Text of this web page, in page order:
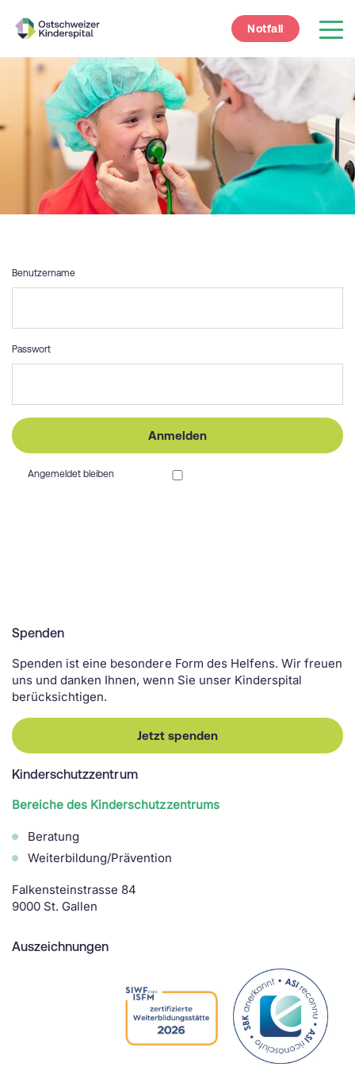
Benutzername
Passwort
Anmelden
Angemeldet bleiben
Spenden
Spenden ist eine besondere Form des Helfens. Wir freuen
uns und danken Ihnen, wenn Sie unser Kinderspital
berücksichtigen.
Jetzt spenden
Kinderschutzzentrum
Bereiche des Kinderschutzzentrums
Beratung
Weiterbildung/Prävention
Falkensteinstrasse 84
9000 St. Gallen
Auszeichnungen
Notfall